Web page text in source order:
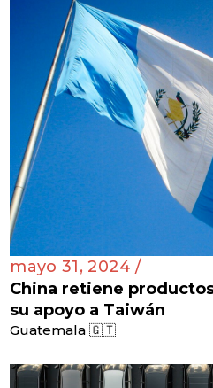
mayo 31, 2024 /
China retiene
su apoyo a Taiwán
Guatemala 🇬🇹